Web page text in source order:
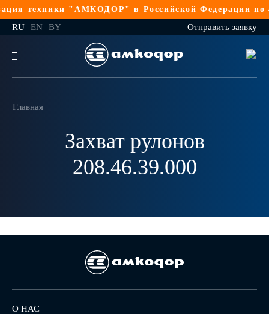
техники "АМКОДОР" в Российской Федерации по
RU EN BY Отправить заявку
Главная
Захват рулонов
208.46.39.000
О НАС